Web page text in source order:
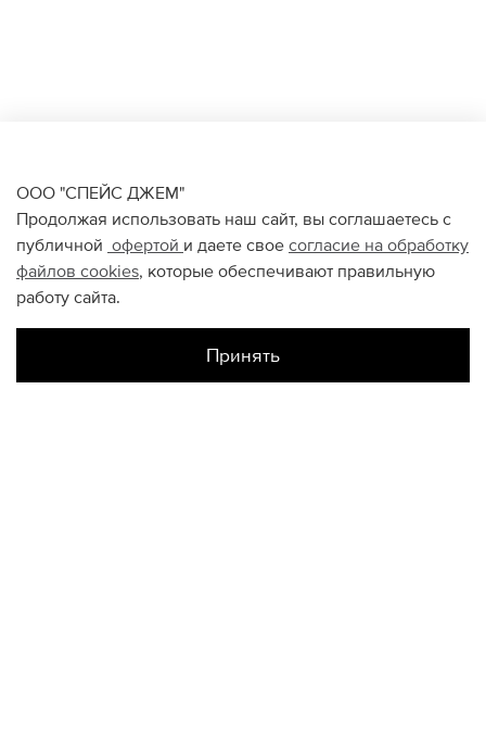
ООО "СПЕЙС ДЖЕМ"
Продолжая использовать наш сайт, вы соглашаетесь с
публичной офертой и даете свое согласие на обработку
файлов cookies, которые обеспечивают правильную
работу сайта.
Принять